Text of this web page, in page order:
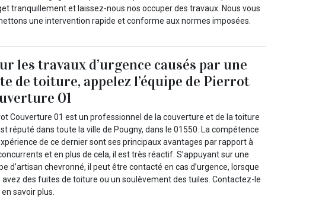
tranquillement et laissez-nous nos occuper des travaux. Nous vous
une intervention rapide et conforme aux normes imposées.
les travaux d’urgence causés par une
de toiture, appelez l’équipe de Pierrot
01
Couverture 01 est un professionnel de la couverture et de la toiture
réputé dans toute la ville de Pougny, dans le 01550. La compétence
de ce dernier sont ses principaux avantages par rapport à
et en plus de cela, il est très réactif. S’appuyant sur une
d’artisan chevronné, il peut être contacté en cas d’urgence, lorsque
avez des fuites de toiture ou un soulèvement des tuiles. Contactez-le
savoir plus.